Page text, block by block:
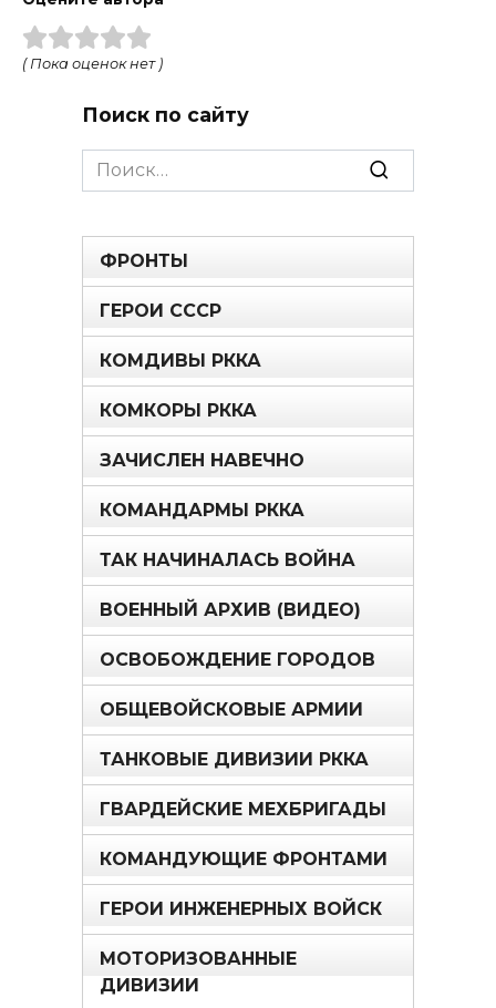
( Пока оценок нет )
Поиск по сайту
Search
for:
ФРОНТЫ
ГЕРОИ СССР
КОМДИВЫ РККА
КОМКОРЫ РККА
ЗАЧИСЛЕН НАВЕЧНО
КОМАНДАРМЫ РККА
ТАК НАЧИНАЛАСЬ ВОЙНА
ВОЕННЫЙ АРХИВ (ВИДЕО)
ОСВОБОЖДЕНИЕ ГОРОДОВ
ОБЩЕВОЙСКОВЫЕ АРМИИ
ТАНКОВЫЕ ДИВИЗИИ РККА
ГВАРДЕЙСКИЕ МЕХБРИГАДЫ
КОМАНДУЮЩИЕ ФРОНТАМИ
ГЕРОИ ИНЖЕНЕРНЫХ ВОЙСК
МОТОРИЗОВАННЫЕ
ДИВИЗИИ